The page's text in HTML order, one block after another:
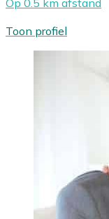
Op 0.5 km afstand
Toon profiel